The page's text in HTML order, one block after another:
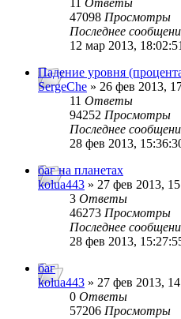
11 Ответы
47098 Просмотры
Последнее
12 мар 2013, 18:02:51
Падение уровня
SergeChe » 26 фев 2013,
11 Ответы
94252 Просмотры
Последнее
28 фев 2013,
баг на планетах
kolua443 » 27 фев 2013,
3 Ответы
46273 Просмотры
Последнее
28 фев 2013,
баг
kolua443 » 27 фев 2013,
0 Ответы
57206 Просмотры